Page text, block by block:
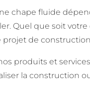
chape fluide
Quel que soit
projet de
produits et
la construction